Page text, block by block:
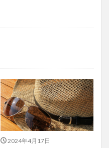
2024年4月17日